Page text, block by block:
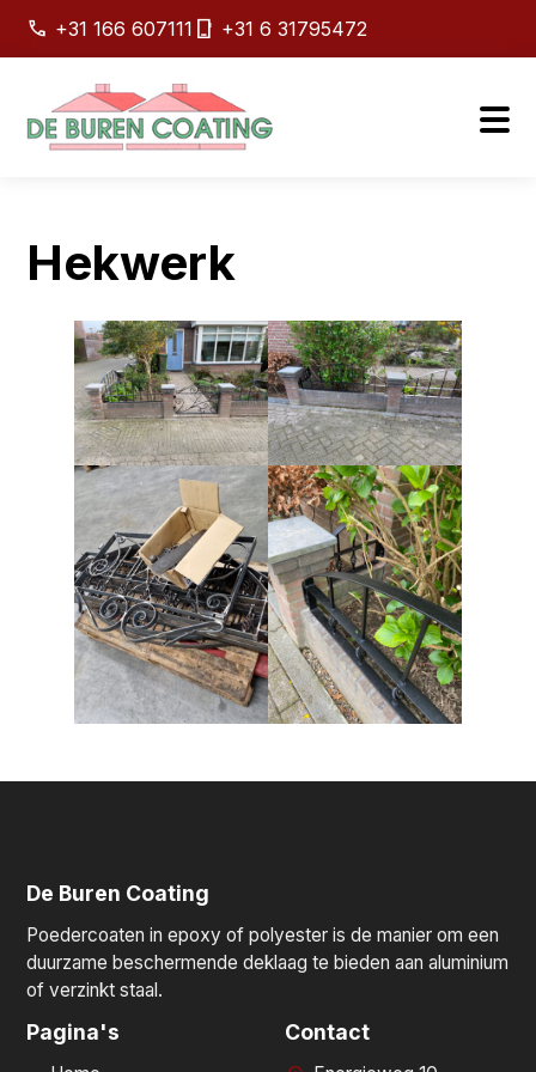
+31 166 607111 +31 6 31795472
Hekwerk
De Buren Coating
Poedercoaten in epoxy of polyester is de manier om een
duurzame beschermende deklaag te bieden aan aluminium
of verzinkt staal.
Pagina's Contact